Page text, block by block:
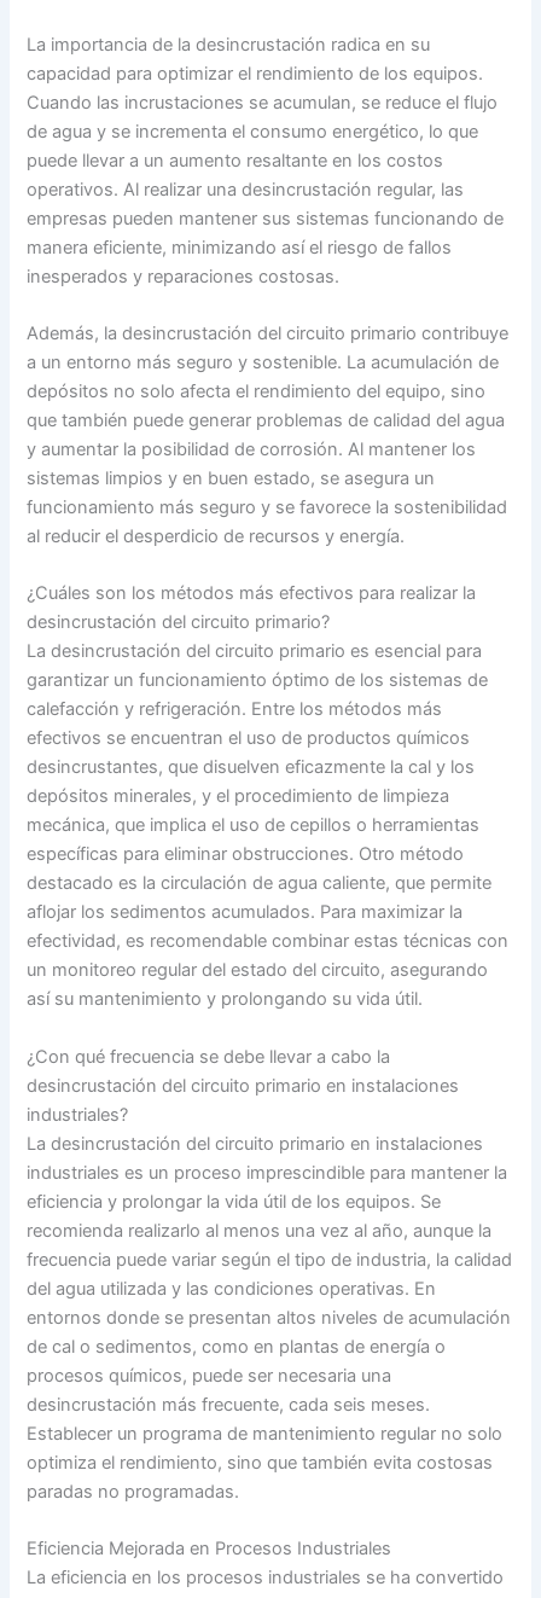
La importancia de la desincrustación radica en su
capacidad para optimizar el rendimiento de los equipos.
Cuando las incrustaciones se acumulan, se reduce el flujo
de agua y se incrementa el consumo energético, lo que
puede llevar a un aumento resaltante en los costos
operativos. Al realizar una desincrustación regular, las
empresas pueden mantener sus sistemas funcionando de
manera eficiente, minimizando así el riesgo de fallos
inesperados y reparaciones costosas.
Además, la desincrustación del circuito primario contribuye
a un entorno más seguro y sostenible. La acumulación de
depósitos no solo afecta el rendimiento del equipo, sino
que también puede generar problemas de calidad del agua
y aumentar la posibilidad de corrosión. Al mantener los
sistemas limpios y en buen estado, se asegura un
funcionamiento más seguro y se favorece la sostenibilidad
al reducir el desperdicio de recursos y energía.
¿Cuáles son los métodos más efectivos para realizar la
desincrustación del circuito primario?
La desincrustación del circuito primario es esencial para
garantizar un funcionamiento óptimo de los sistemas de
calefacción y refrigeración. Entre los métodos más
efectivos se encuentran el uso de productos químicos
desincrustantes, que disuelven eficazmente la cal y los
depósitos minerales, y el procedimiento de limpieza
mecánica, que implica el uso de cepillos o herramientas
específicas para eliminar obstrucciones. Otro método
destacado es la circulación de agua caliente, que permite
aflojar los sedimentos acumulados. Para maximizar la
efectividad, es recomendable combinar estas técnicas con
un monitoreo regular del estado del circuito, asegurando
así su mantenimiento y prolongando su vida útil.
¿Con qué frecuencia se debe llevar a cabo la
desincrustación del circuito primario en instalaciones
industriales?
La desincrustación del circuito primario en instalaciones
industriales es un proceso imprescindible para mantener la
eficiencia y prolongar la vida útil de los equipos. Se
recomienda realizarlo al menos una vez al año, aunque la
frecuencia puede variar según el tipo de industria, la calidad
del agua utilizada y las condiciones operativas. En
entornos donde se presentan altos niveles de acumulación
de cal o sedimentos, como en plantas de energía o
procesos químicos, puede ser necesaria una
desincrustación más frecuente, cada seis meses.
Establecer un programa de mantenimiento regular no solo
optimiza el rendimiento, sino que también evita costosas
paradas no programadas.
Eficiencia Mejorada en Procesos Industriales
La eficiencia en los procesos industriales se ha convertido